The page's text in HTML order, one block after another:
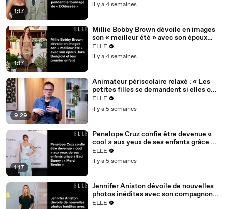
1:17
il y a 4 semaines
1:17
Millie Bobby Brown dévoile en images
son « meilleur été » avec son époux
Jake Bongiovi et leur premier enfant
ELLE
il y a 4 semaines
9:29
Animateur périscolaire relaxé : « Les
petites filles se demandent si elles ont
eu raison de parler », le désarroi d'un
père
ELLE
il y a 5 semaines
1:17
Penelope Cruz confie être devenue «
cool » aux yeux de ses enfants grâce à
Bad Bunny : « Merci Benito »
ELLE
il y a 5 semaines
Jennifer Aniston dévoile de nouvelles
photos inédites avec son compagnon
Jim Curtis
ELLE